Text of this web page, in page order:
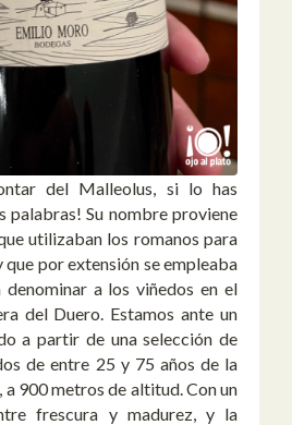
del Malleolus, si lo has
palabras! Su nombre proviene
utilizaban los romanos para
por extensión se empleaba
denominar a los viñedos en el
del Duero. Estamos ante un
a partir de una selección de
de entre 25 y 75 años de la
900 metros de altitud. Con un
frescura y madurez, y la